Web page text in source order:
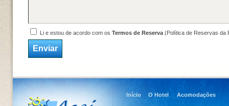
Li e estou de acordo com os Termos de Reserva (Política de Reservas da
Início O Hotel Acomodações